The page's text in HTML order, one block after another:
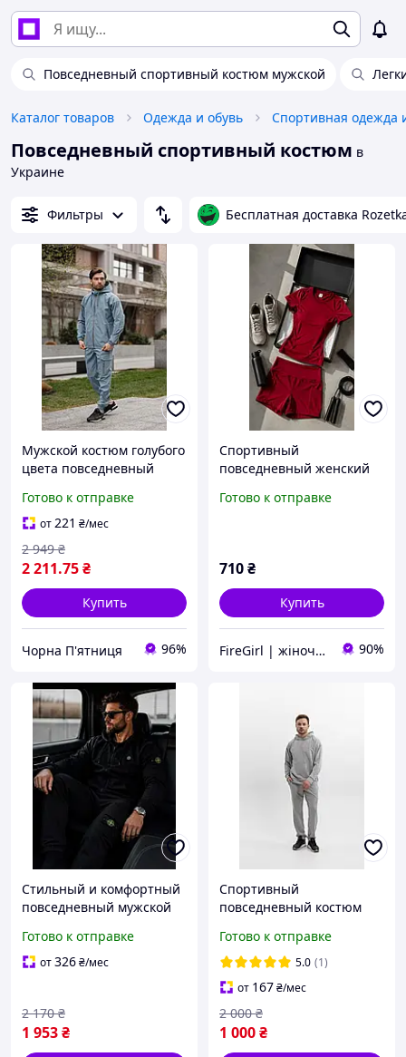
Повседневный спортивный костюм мужской
Каталог товаров Одежда и обувь Спортивная одежда
Повседневный спортивный костюм в
Украине
Фильтры Бесплатная доставка
Мужской костюм голубого
цвета повседневный
мужчин весенне-осенний
легкий комплект
Готово к отправке
от221 ₴/мес
2 211.75₴
2 949 ₴
Купить
Чорна П'ятниця 96%
Спортивный
повседневный женский
шорты мини с карманами
Готово к отправке
710₴
Купить
FireGirl | жіночий одяг 90%
Стильный и комфортный
повседневный мужской
Stone Island
Готово к отправке
от326₴/мес
1 953₴
2 170 ₴
Спортивный
повседневный костюм
и штаны меланж весна-
осень
Готово к отправке
5.0 (1)
от 167₴/мес
1 000₴
2 000 ₴